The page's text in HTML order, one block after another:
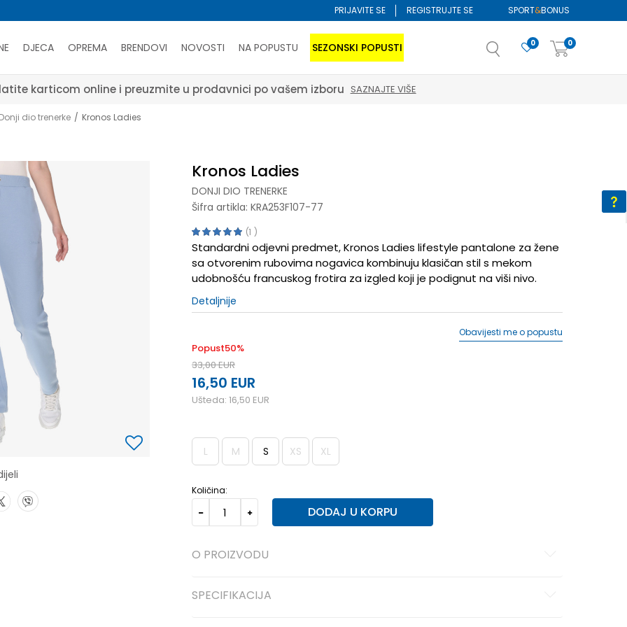
SPORT&BONUS
PRIJAVITE SE REGISTRUJTE SE
DJECA OPREMA BRENDOVI NOVOSTI NA POPUSTU SEZONSKI POPUSTI 0
0
Platite karticom online i preuzmite u prodavnici po vašem izboru SAZNAJTE VIŠE
dio trenerke Kronos Ladies
Kronos Ladies
DONJI DIO TRENERKE
Šifra artikla: KRA253F107-77
1
Standardni odjevni predmet, Kronos Ladies lifestyle pantalone za žene
sa otvorenim rubovima nogavica kombinuju klasičan stil s mekom
udobnošću francuskog frotira za izgled koji je podignut na viši nivo.
Detaljnije
Popust50%
33,00EUR
16,50 EUR
Ušteda: 16,50 EUR
Obavijesti me o popustu
L M S XS XL
Količina:
DODAJ U KORPU
O PROIZVODU
SPECIFIKACIJA